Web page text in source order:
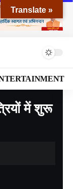
>विभागों के बंटवारे को लेकर मंत्रियों में शुरू हो गयी जंग
में शुरू
Translate »